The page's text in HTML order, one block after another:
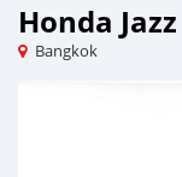
Honda Jazz
Bangkok